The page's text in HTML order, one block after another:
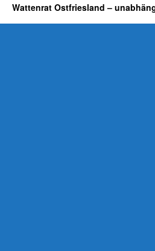
Wattenrat Ostfriesland –